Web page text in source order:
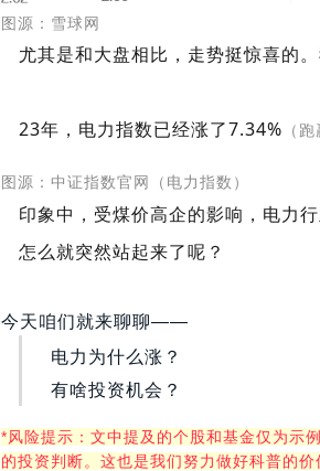
图源：雪球网
尤其是和大盘相比，走势挺惊喜的
23年，电力指数已经涨了7.34% （
图源：中证指数官网（电力指数）
印象中，受煤价高企的影响，电力
怎么就突然站起来了呢？
今天咱们就来聊聊——
电力为什么涨？
有啥投资机会？
*风险提示：文中提及的个股和基金仅为示
的投资判断。这也是我们努力做好科普的价